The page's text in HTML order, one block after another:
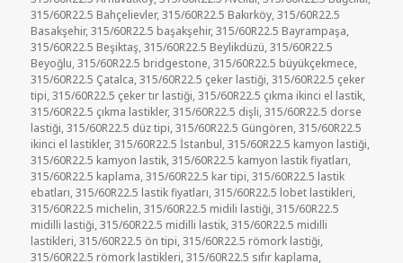
315/60R22.5 Bahçelievler,315/60R22.5 Bakırköy,315/60R22.5
Basakşehir,315/60R22.5 başakşehir,315/60R22.5 Bayrampaşa,
315/60R22.5 Beşiktaş,315/60R22.5 Beylikdüzü,315/60R22.5
Beyoğlu,315/60R22.5 bridgestone,315/60R22.5 büyükçekmece,
315/60R22.5 Çatalca,315/60R22.5 çeker lastiği,315/60R22.5 çeker
tipi,315/60R22.5 çeker tır lastiği,315/60R22.5 çıkma ikinci el lastik,
315/60R22.5 çıkma lastikler,315/60R22.5 dişli,315/60R22.5 dorse
lastiği,315/60R22.5 düz tipi,315/60R22.5 Güngören,315/60R22.5
ikinci el lastikler,315/60R22.5 İstanbul,315/60R22.5 kamyon lastiği,
315/60R22.5 kamyon lastik,315/60R22.5 kamyon lastik fiyatları,
315/60R22.5 kaplama,315/60R22.5 kar tipi,315/60R22.5 lastik
ebatları,315/60R22.5 lastik fiyatları,315/60R22.5 lobet lastikleri,
315/60R22.5 michelin,315/60R22.5 midili lastiği,315/60R22.5
midilli lastiği,315/60R22.5 midilli lastik,315/60R22.5 midilli
lastikleri,315/60R22.5 ön tipi,315/60R22.5 römork lastiği,
315/60R22.5 römork lastikleri,315/60R22.5 sıfır kaplama,